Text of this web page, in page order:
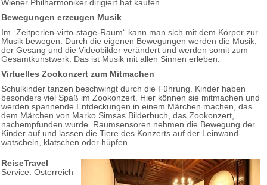
Wiener Philharmoniker dirigiert hat kaufen.
Bewegungen erzeugen Musik
Im „Zeitperlen-virto-stage-Raum“ kann man sich mit dem Körper zur
Musik bewegen. Durch die eigenen Bewegungen werden die Musik,
der Gesang und die Videobilder verändert und werden somit zum
Gesamtkunstwerk. Das ist Musik mit allen Sinnen erleben.
Virtuelles Zookonzert zum Mitmachen
Schulkinder tanzen beschwingt durch die Führung. Kinder haben
besonders viel Spaß im Zookonzert. Hier können sie mitmachen und
werden spannende Entdeckungen in einem Märchen machen, das
dem Märchen von Marko Simsas Bilderbuch, das Zookonzert,
nachempfunden wurde. Raumsensoren nehmen die Bewegung der
Kinder auf und lassen die Tiere des Konzerts auf der Leinwand
watscheln, klatschen oder hüpfen.
ReiseTravel
Service: Österreich